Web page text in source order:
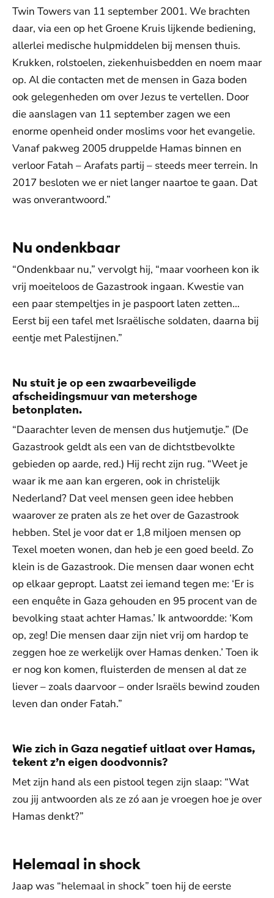
Twin Towers van 11 september 2001. We brachten
daar, via een op het Groene Kruis lijkende bediening,
allerlei medische hulpmiddelen bij mensen thuis.
Krukken, rolstoelen, ziekenhuisbedden en noem maar
op. Al die contacten met de mensen in Gaza boden
ook gelegenheden om over Jezus te vertellen. Door
die aanslagen van 11 september zagen we een
enorme openheid onder moslims voor het evangelie.
Vanaf pakweg 2005 druppelde Hamas binnen en
verloor Fatah – Arafats partij – steeds meer terrein. In
2017 besloten we er niet langer naartoe te gaan. Dat
was onverantwoord.”
Nu ondenkbaar
“Ondenkbaar nu,” vervolgt hij, “maar voorheen kon ik
vrij moeiteloos de Gazastrook ingaan. Kwestie van
een paar stempeltjes in je paspoort laten zetten…
Eerst bij een tafel met Israëlische soldaten, daarna bij
eentje met Palestijnen.”
Nu stuit je op een zwaarbeveiligde
afscheidingsmuur van metershoge
betonplaten.
“Daarachter leven de mensen dus hutjemutje.” (De
Gazastrook geldt als een van de dichtstbevolkte
gebieden op aarde, red.) Hij recht zijn rug. “Weet je
waar ik me aan kan ergeren, ook in christelijk
Nederland? Dat veel mensen geen idee hebben
waarover ze praten als ze het over de Gazastrook
hebben. Stel je voor dat er 1,8 miljoen mensen op
Texel moeten wonen, dan heb je een goed beeld. Zo
klein is de Gazastrook. Die mensen daar wonen echt
op elkaar gepropt. Laatst zei iemand tegen me: ‘Er is
een enquête in Gaza gehouden en 95 procent van de
bevolking staat achter Hamas.’ Ik antwoordde: ‘Kom
op, zeg! Die mensen daar zijn niet vrij om hardop te
zeggen hoe ze werkelijk over Hamas denken.’ Toen ik
er nog kon komen, fluisterden de mensen al dat ze
liever – zoals daarvoor – onder Israëls bewind zouden
leven dan onder Fatah.”
Wie zich in Gaza negatief uitlaat over Hamas,
tekent z’n eigen doodvonnis?
Met zijn hand als een pistool tegen zijn slaap: “Wat
zou jij antwoorden als ze zó aan je vroegen hoe je over
Hamas denkt?”
Helemaal in shock
Jaap was “helemaal in shock” toen hij de eerste